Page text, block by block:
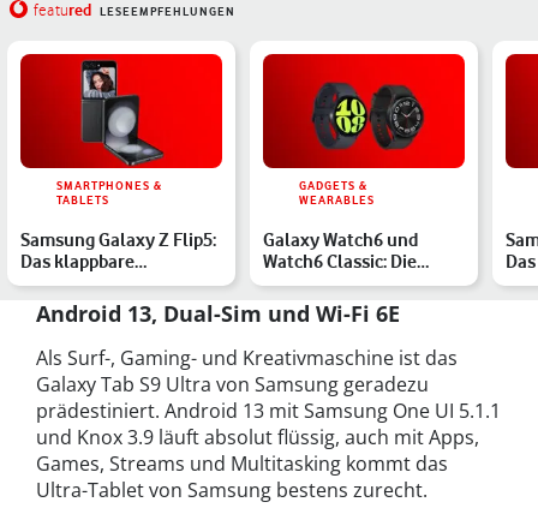
featured LESEEMPFEHLUNGEN
SMARTPHONES &
TABLETS
Samsung Galaxy Z Flip5:
Das klappbare
Smartphone im Hands-
on
GADGETS &
WEARABLES
Galaxy Watch6 und
Watch6 Classic: Die
neuen Samsung-Uhren
im Hand…
im
Android 13, Dual-Sim und Wi-Fi 6E
Als Surf-, Gaming- und Kreativmaschine ist das
Galaxy Tab S9 Ultra von Samsung geradezu
prädestiniert. Android 13 mit Samsung One UI 5.1.1
und Knox 3.9 läuft absolut flüssig, auch mit Apps,
Games, Streams und Multitasking kommt das
Ultra-Tablet von Samsung bestens zurecht.